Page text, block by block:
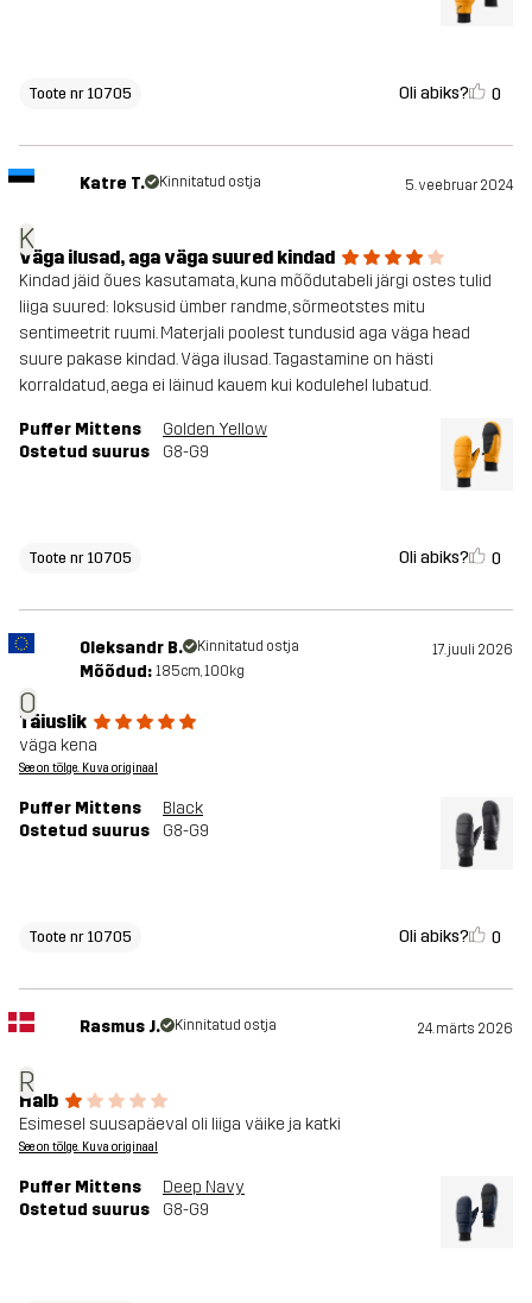
Toote nr 10705 Oli abiks? 0
K
Katre T. Kinnitatud ostja 5. veebruar 2024
Väga ilusad, aga väga suured kindad
Kindad jäid õues kasutamata, kuna mõõdutabeli järgi ostes tulid
liiga suured: loksusid ümber randme, sõrmeotstes mitu
sentimeetrit ruumi. Materjali poolest tundusid aga väga head
suure pakase kindad. Väga ilusad. Tagastamine on hästi
korraldatud, aega ei läinud kauem kui kodulehel lubatud.
Puffer Mittens
Golden Yellow
Ostetud suurus
G8-G9
Toote nr 10705 Oli abiks? 0
O
Oleksandr B. Kinnitatud ostja 17. juuli 2026
Mõõdud: 185cm, 100kg
Täiuslik
väga kena
See on tõlge. Kuva originaal
Puffer Mittens
Black
Ostetud suurus
G8-G9
Toote nr 10705 Oli abiks? 0
R
Rasmus J. Kinnitatud ostja 24. märts 2026
Halb
Esimesel suusapäeval oli liiga väike ja katki
See on tõlge. Kuva originaal
Puffer Mittens
Deep Navy
Ostetud suurus
G8-G9